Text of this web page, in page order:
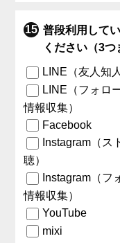
普段利用して
ください（3つ
LINE（友人知
LINE（フォロ
情報収集）
Facebook
Instagram（ス
聴）
Instagram（フ
情報収集）
YouTube
mixi